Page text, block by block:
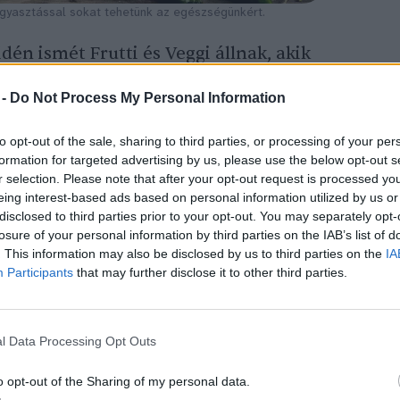
Do Not Process My Personal Information
opt-out of the sale, sharing to third parties, or processing of your
for targeted advertising by us, please use the below opt-out
selection. Please note that after your opt-out request is processed
interest-based ads based on personal information utilized by us
to third parties prior to your opt-out. You may separately
of your personal information by third parties on the IAB’s list of
This information may also be disclosed by us to third parties on the
Participants that may further disclose it to other third parties.
Data Processing Opt Outs
opt-out of the Sharing of my personal data.
sokat tehetünk az egészségünkért.
ismét Frutti és Veggi állnak, akik
és vidám eseményekkel segítenek
és gyümölcsöketa gyerekekkel. A
hogy naponta ötször fogyasszanak
hiszen minden íz új élmény lehet.
és változatosan étkezni: ilyenkor a
roppan a paprika, frissek az uborkák és a
hazai szezonális gyümölcsökkel.
ezek a természetes, friss alapanyagok
családok asztalára.